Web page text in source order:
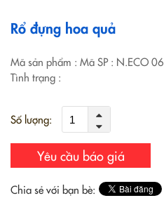
Rổ đựng hoa quả
Mã sản phẩm : Mã SP : N.ECO 06
Tình trạng :
Số lượng:
Yêu cầu báo giá
Chia sẻ với bạn bè: